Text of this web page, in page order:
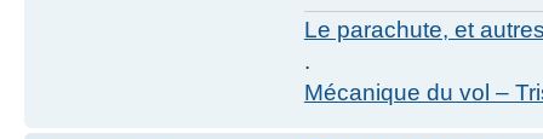
Le parachute, et
.
Mécanique du vol –